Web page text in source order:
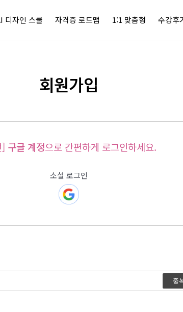
디자인 스쿨 자격증 로드맵 1:1 맞춤형 수강후
회원가입
] 구글 계정으로 간편하게 로그인하세요.
소셜 로그인
중